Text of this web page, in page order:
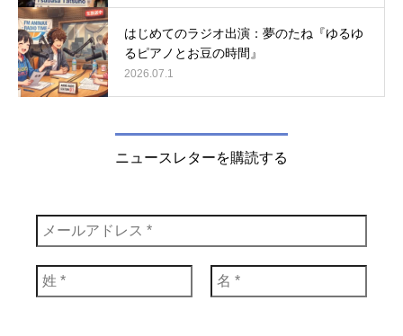
はじめてのラジオ出演：夢のたね『ゆるゆ
るピアノとお豆の時間』
2026.07.1
ニュースレターを購読する